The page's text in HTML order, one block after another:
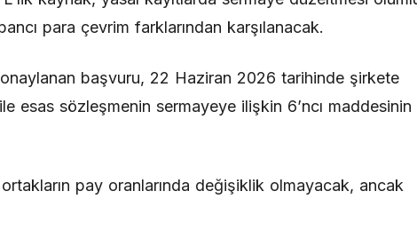
para çevrim farklarından karşılanacak.
onaylanan başvuru, 22 Haziran 2026 tarihinde şirkete
esas sözleşmenin sermayeye ilişkin 6’ncı maddesinin
pay oranlarında değişiklik olmayacak, ancak